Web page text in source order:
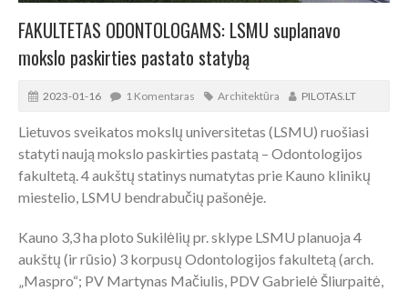
FAKULTETAS ODONTOLOGAMS: LSMU suplanavo
mokslo paskirties pastato statybą
2023-01-16 1 Komentaras Architektūra PILOTAS.LT
Lietuvos sveikatos mokslų universitetas (LSMU) ruošiasi
statyti naują mokslo paskirties pastatą – Odontologijos
fakultetą. 4 aukštų statinys numatytas prie Kauno klinikų
miestelio, LSMU bendrabučių pašonėje.
Kauno 3,3 ha ploto Sukilėlių pr. sklype LSMU planuoja 4
aukštų (ir rūsio) 3 korpusų Odontologijos fakultetą (arch.
„Maspro“; PV Martynas Mačiulis, PDV Gabrielė Šliurpaitė,